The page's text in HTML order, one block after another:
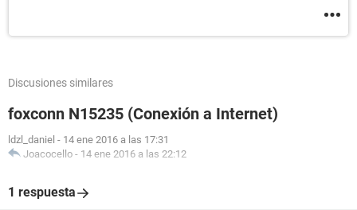
Discusiones similares
foxconn N15235 (Conexión a Internet)
ldzl_daniel - 14 ene 2016 a las 17:31
Joacocello - 14 ene 2016 a las 22:12
1 respuesta